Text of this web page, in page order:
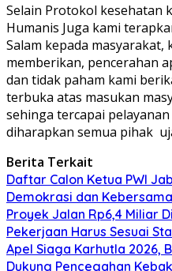
Selain Protokol kesehatan
Humanis Juga kami
Salam kepada masyarakat,
memberikan, pencerahan
dan tidak paham kami
terbuka atas masukan
sehinga tercapai
diharapkan semua pihak
Berita Terkait
Daftar Calon Ketua PWI
Demokrasi dan
Proyek Jalan Rp6,4 Miliar
Pekerjaan Harus Sesuai
Apel Siaga Karhutla 2026,
Dukung Pencegahan